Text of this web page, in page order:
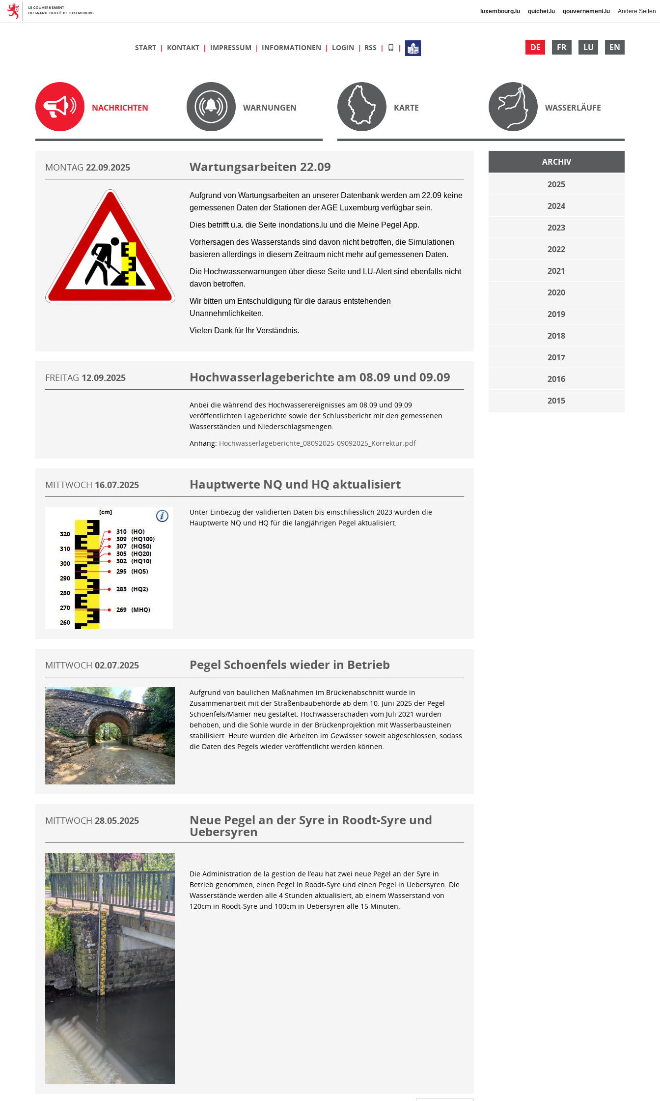
luxembourg.lu guichet.lu gouvernement.lu Andere Seiten
DE FR LU EN
START KONTAKT IMPRESSUM INFORMATIONEN LOGIN RSS
NACHRICHTEN WARNUNGEN KARTE WASSERLÄUFE
ARCHIV
2025
2024
2023
2022
2021
2020
2019
2018
2017
2016
2015
MONTAG 22.09.2025 Wartungsarbeiten 22.09
Aufgrund von Wartungsarbeiten an unserer Datenbank werden am 22.09 keine
gemessenen Daten der Stationen der AGE Luxemburg verfügbar sein.
Dies betrifft u.a. die Seite inondations.lu und die Meine Pegel App.
Vorhersagen des Wasserstands sind davon nicht betroffen, die Simulationen
basieren allerdings in diesem Zeitraum nicht mehr auf gemessenen Daten.
Die Hochwasserwarnungen über diese Seite und LU-Alert sind ebenfalls nicht
davon betroffen.
Wir bitten um Entschuldigung für die daraus entstehenden
Unannehmlichkeiten.
Vielen Dank für Ihr Verständnis.
FREITAG 12.09.2025 Hochwasserlageberichte am 08.09 und 09.09
Anbei die während des Hochwasserereignisses am 08.09 und 09.09
veröffentlichten Lageberichte sowie der Schlussbericht mit den gemessenen
Wasserständen und Niederschlagsmengen.
Anhang: Hochwasserlageberichte_08092025-09092025_Korrektur.pdf
MITTWOCH 16.07.2025 Hauptwerte NQ und HQ aktualisiert
Unter Einbezug der validierten Daten bis einschliesslich 2023 wurden die
Hauptwerte NQ und HQ für die langjährigen Pegel aktualisiert.
MITTWOCH 02.07.2025 Pegel Schoenfels wieder in Betrieb
Aufgrund von baulichen Maßnahmen im Brückenabschnitt wurde in
Zusammenarbeit mit der Straßenbaubehörde ab dem 10. Juni 2025 der Pegel
Schoenfels/Mamer neu gestaltet. Hochwasserschäden vom Juli 2021 wurden
behoben, und die Sohle wurde in der Brückenprojektion mit Wasserbausteinen
stabilisiert. Heute wurden die Arbeiten im Gewässer soweit abgeschlossen, sodass
die Daten des Pegels wieder veröffentlicht werden können.
MITTWOCH 28.05.2025 Neue Pegel an der Syre in Roodt-Syre und
Uebersyren
Die Administration de la gestion de l’eau hat zwei neue Pegel an der Syre in
Betrieb genommen, einen Pegel in Roodt-Syre und einen Pegel in Uebersyren. Die
Wasserstände werden alle 4 Stunden aktualisiert, ab einem Wasserstand von
120cm in Roodt-Syre und 100cm in Uebersyren alle 15 Minuten.